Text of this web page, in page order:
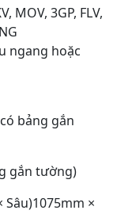
MOV, 3GP, FLV,
ngang hoặc
bảng gắn
gắn tường)
Sâu)1075mm ×